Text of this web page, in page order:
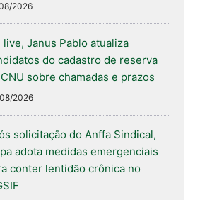
2026
live, Janus Pablo atualiza
do cadastro de reserva
sobre chamadas e prazos
2026
solicitação do Anffa Sindical,
adota medidas emergenciais
conter lentidão crônica no